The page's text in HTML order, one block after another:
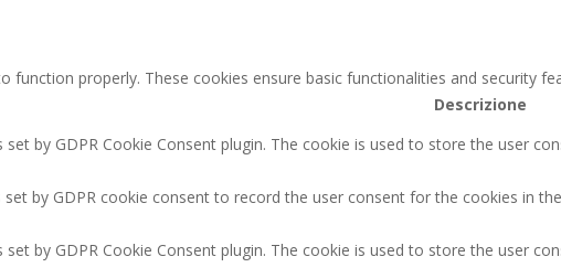
function properly. These cookies ensure basic functionalities and security
Descrizione
set by GDPR Cookie Consent plugin. The cookie is used to store the user
set by GDPR cookie consent to record the user consent for the cookies in
set by GDPR Cookie Consent plugin. The cookie is used to store the user